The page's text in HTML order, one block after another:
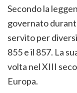
Secondo la
governato
servito per
855 e il 857. La
volta nel XIII
Europa.